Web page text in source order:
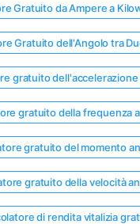
Gratuito da Ampere a
Gratuito dell'Angolo tra
gratuito dell'accelerazione
gratuito della frequenza
gratuito del momento
gratuito della velocità
di rendita vitalizia